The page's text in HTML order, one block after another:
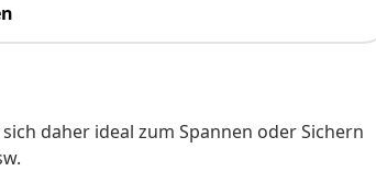
daher ideal zum Spannen oder Sichern